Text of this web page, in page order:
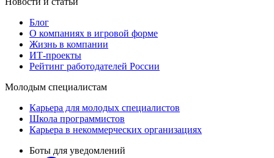
Блог
О компаниях в игровой форме
Жизнь в компании
ИТ-проекты
Рейтинг работодателей России
Молодым специалистам
Карьера для молодых специалистов
Школа программистов
Карьера в некоммерческих организациях
Боты для уведомлений